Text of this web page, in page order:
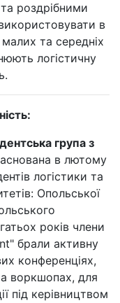
роздрібними
в
та середніх
логістичну
група з
в лютому
логістики та
Опольської
років члени
брали активну
конференціях,
воркшопах, для
під керівництвом